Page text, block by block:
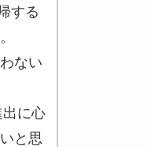
する
ない
に心
と思